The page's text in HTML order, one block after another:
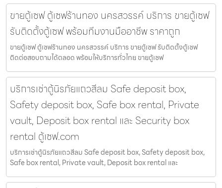
ขายตู้เซฟ ตู้เซฟร้านทอง นครสวรรค์ บริการ ขายตู้เซฟ
รับติดตั้งตู้เซฟ พร้อมทีมงานมืออาชีพ ราคาถูก
ขายตู้เซฟ ตู้เซฟร้านทอง นครสวรรค์ บริการ ขายตู้เซฟ รับติดตั้งตู้เซฟ
ติดต่อสอบถามได้ตลอด พร้อมให้บริการทั่วไทย ขายตู้เซฟ
บริการเช่าตู้นิรภัยแถวสีลม Safe deposit box,
Safety deposit box, Safe box rental, Private
vault, Deposit box rental และ Security box
rental ตู้เซฟ.com
บริการเช่าตู้นิรภัยแถวสีลม Safe deposit box, Safety deposit box,
Safe box rental, Private vault, Deposit box rental และ